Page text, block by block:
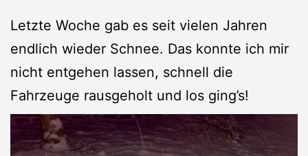
Letzte Woche gab es seit vielen Jahren
endlich wieder Schnee. Das konnte ich mir
nicht entgehen lassen, schnell die
Fahrzeuge rausgeholt und los ging’s!